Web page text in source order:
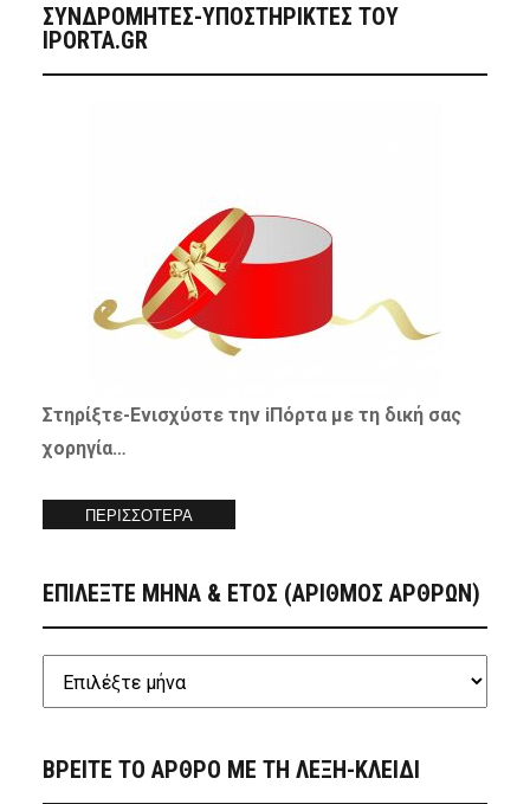
ΣΥΝΔΡΟΜΗΤΈΣ-ΥΠΟΣΤΗΡΙΚΤΈΣ ΤΟΥ
IPORTA.GR
Στηρίξτε-Ενισχύστετην iΠόρτα με τη δική σας
χορηγία…
ΠΕΡΙΣΣΟΤΕΡΑ
ΕΠΙΛΕΞΤΕ ΜΗΝΑ & ΕΤΟΣ (ΑΡΙΘΜΟΣ ΑΡΘΡΩΝ)
ΒΡΕΙΤΕ ΤΟ ΑΡΘΡΟ ΜΕ ΤΗ ΛΕΞΗ-ΚΛΕΙΔΙ